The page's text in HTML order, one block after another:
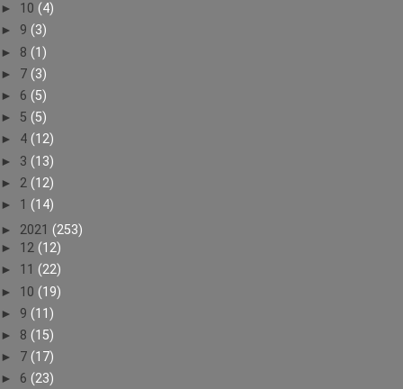
► 10 (4)
► 9 (3)
► 8 (1)
► 7 (3)
► 6 (5)
► 5 (5)
► 4 (12)
► 3 (13)
► 2 (12)
► 1 (14)
► 2021 (253)
► 12 (12)
► 11 (22)
► 10 (19)
► 9 (11)
► 8 (15)
► 7 (17)
► 6 (23)